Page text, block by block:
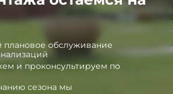
обслуживание
и проконсультируем по
сезона мы